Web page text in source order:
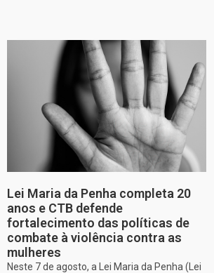
Lei Maria da Penha completa 20
anos e CTB defende
fortalecimento das políticas de
combate à violência contra as
mulheres
Neste 7 de agosto, a Lei Maria da Penha (Lei